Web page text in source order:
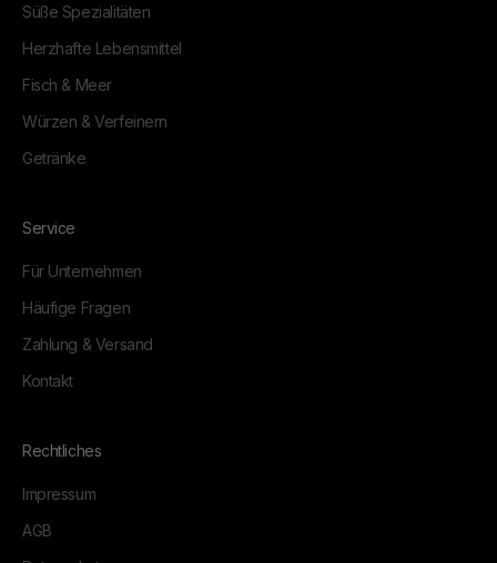
Süße Spezialitäten
Herzhafte Lebensmittel
Fisch & Meer
Würzen & Verfeinern
Getränke
Service
Für Unternehmen
Häufige Fragen
Zahlung & Versand
Kontakt
Rechtliches
Impressum
AGB